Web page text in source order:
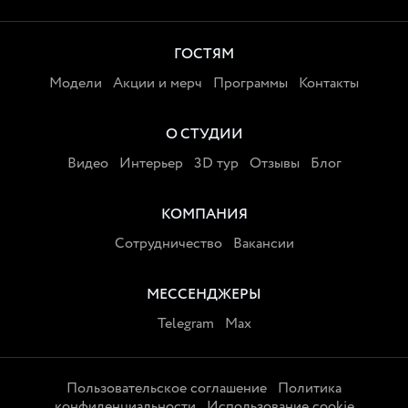
ГОСТЯМ
Модели Акции и мерч Программы Контакты
О СТУДИИ
Видео Интерьер 3D тур Отзывы Блог
КОМПАНИЯ
Сотрудничество Вакансии
МЕССЕНДЖЕРЫ
Telegram
Max
Пользовательское соглашение Политика